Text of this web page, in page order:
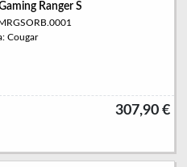
Ranger S
Cougar
307,90 €